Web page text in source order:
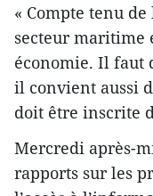
« Compte tenu
secteur maritime
économie. Il faut
il convient aussi
doit être inscrite
Mercredi après-
rapports sur les